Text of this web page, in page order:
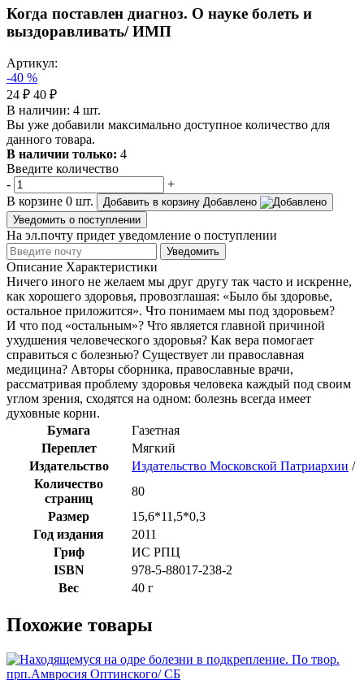
Когда поставлен диагноз. О науке болеть и
выздоравливать/ ИМП
Артикул:
-40 %
24 ₽ 40 ₽
В наличии: 4 шт.
Вы уже добавили максимально доступное количество для
данного товара.
В наличии только: 4
Введите количество
-
+
В корзине 0 шт. Добавить в корзину Добавлено
Уведомить о поступлении
На эл.почту придет уведомление о поступлении
Уведомить
Описание Характеристики
Ничего иного не желаем мы друг другу так часто и искренне,
как хорошего здоровья, провозглашая: «Было бы здоровье,
остальное приложится». Что понимаем мы под здоровьем?
И что под «остальным»? Что является главной причиной
ухудшения человеческого здоровья? Как вера помогает
справиться с болезнью? Существует ли православная
медицина? Авторы сборника, православные врачи,
рассматривая проблему здоровья человека каждый под своим
углом зрения, сходятся на одном: болезнь всегда имеет
духовные корни.
Бумага
Газетная
Переплет
Мягкий
Издательство
Издательство Московской Патриархии /
Количество
страниц
80
Размер
15,6*11,5*0,3
Год издания
2011
Гриф
ИС РПЦ
ISBN
978-5-88017-238-2
Вес
40 г
Похожие товары